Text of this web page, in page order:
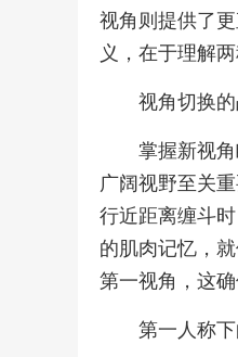
视角则提供了
义，在于理解
视角切换
掌握新视
广阔视野至关
行近距离缠斗
的肌肉记忆，
第一视角，这
第一人称